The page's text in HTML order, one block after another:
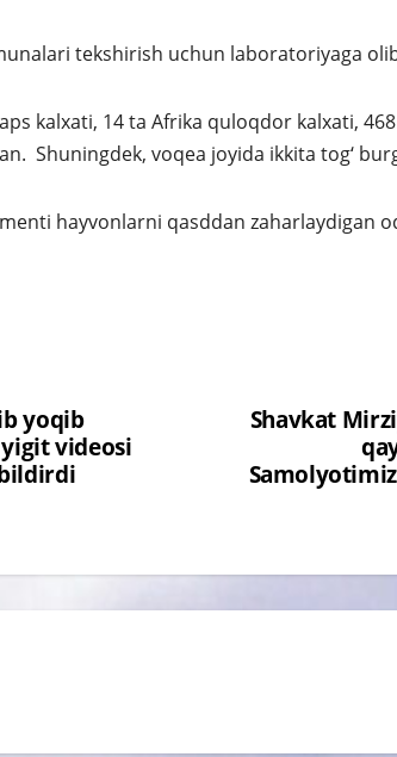
tekshirish uchun laboratoriyaga
kalxati, 14 ta Afrika quloqdor kalxati,
Shuningdek, voqea joyida ikkita tog‘
hayvonlarni qasddan zaharlaydigan
Shavkat
yoqib
videosi